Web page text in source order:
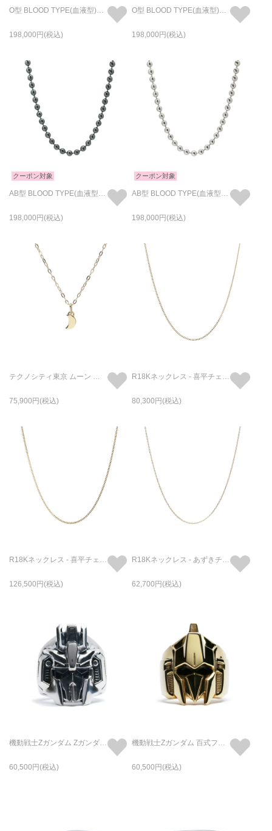
O型 BLOOD TYPE(血液型)ボールチェーンネックレス - RAWカラー
198,000
O型 BLOOD TYPE(血液型)ボールチェーンネックレス - シルバー
198,000
クーポン対象
AB型 BLOOD TYPE(血液型)ボールチェーンネックレス - RAWカラー
198,000
クーポン対象
AB型 BLOOD TYPE(血液型)ボールチェーンネックレス - シルバー
198,000
テクノシティ東京 ムーン ネックレス K10YG
75,900
R18Kネックレス - 喜平チェーン S /45cm
80,300
R18Kネックレス - 喜平チェーン M /45cm
126,500
R18Kネックレス - あずきチェーン /45cm
62,700
機動戦士Zガンダム Zガンダムフェイスリング / 指輪
60,500
機動戦士Zガンダム 百式フェイスリング / 指輪
60,500